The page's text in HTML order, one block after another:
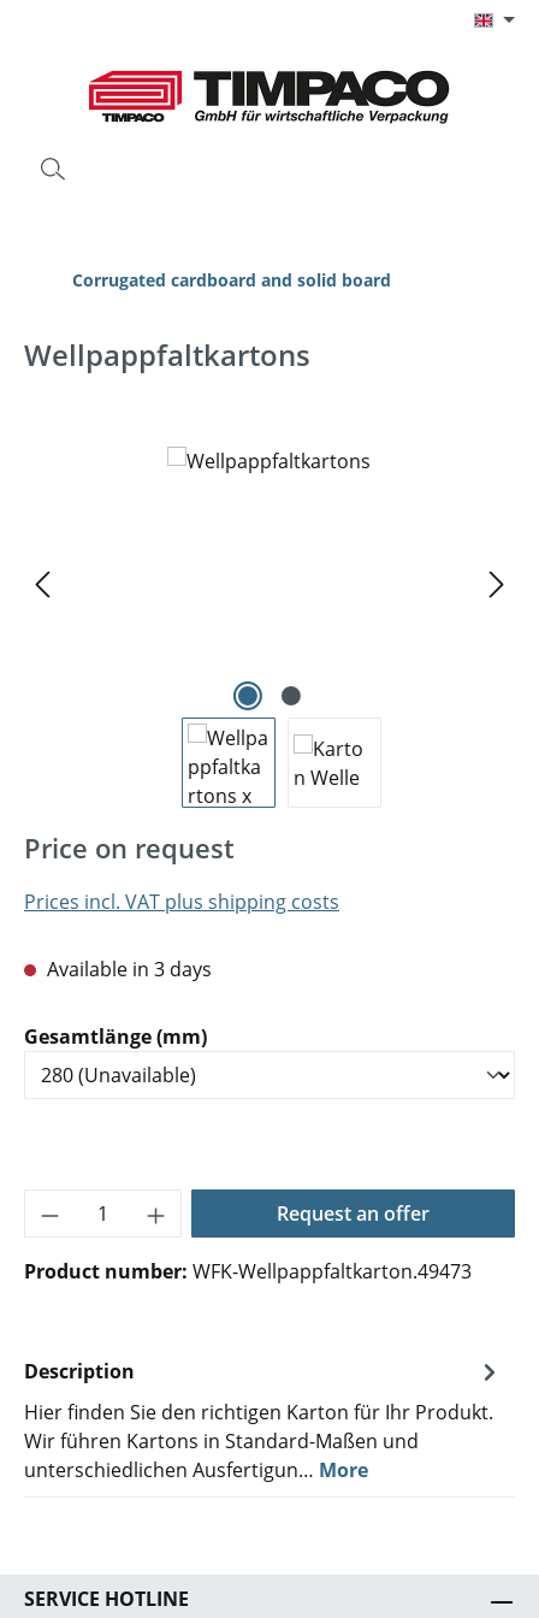
Corrugated cardboard and solid board
Wellpappfaltkartons
Skip image gallery
Price on request
Prices incl. VAT plus shipping costs
Available in 3 days
Select
Gesamtlänge (mm)
Product Quantity: Enter the desired
Request an offer
Product number: WFK-Wellpappfaltkarton.49473
Description
Hier finden Sie den richtigen Karton für Ihr Produkt.
Wir führen Kartons in Standard-Maßen und
unterschiedlichen Ausfertigun… More
SERVICE HOTLINE